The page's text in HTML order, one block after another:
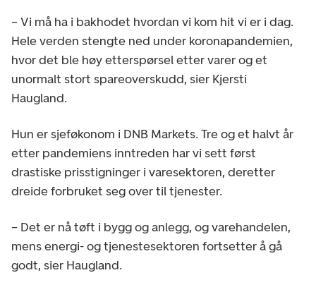
– Vi må ha i bakhodet hvordan vi kom hit vi er i dag.
Hele verden stengte ned under koronapandemien,
hvor det ble høy etterspørsel etter varer og et
unormalt stort spareoverskudd, sier Kjersti
Haugland.
Hun er sjeføkonom i DNB Markets. Tre og et halvt år
etter pandemiens inntreden har vi sett først
drastiske prisstigninger i varesektoren, deretter
dreide forbruket seg over til tjenester.
– Det er nå tøft i bygg og anlegg, og varehandelen,
mens energi- og tjenestesektoren fortsetter å gå
godt, sier Haugland.